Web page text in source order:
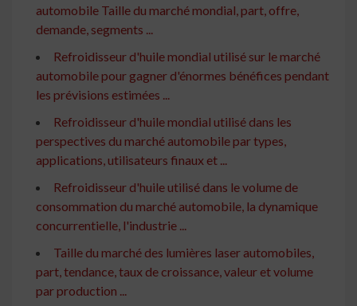
automobile Taille du marché mondial, part, offre,
demande, segments ...
Refroidisseur d'huile mondial utilisé sur le marché
automobile pour gagner d'énormes bénéfices pendant
les prévisions estimées ...
Refroidisseur d'huile mondial utilisé dans les
perspectives du marché automobile par types,
applications, utilisateurs finaux et ...
Refroidisseur d'huile utilisé dans le volume de
consommation du marché automobile, la dynamique
concurrentielle, l'industrie ...
Taille du marché des lumières laser automobiles,
part, tendance, taux de croissance, valeur et volume
par production ...